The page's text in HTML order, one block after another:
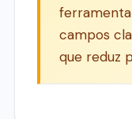
ferramenta
campos
que reduz